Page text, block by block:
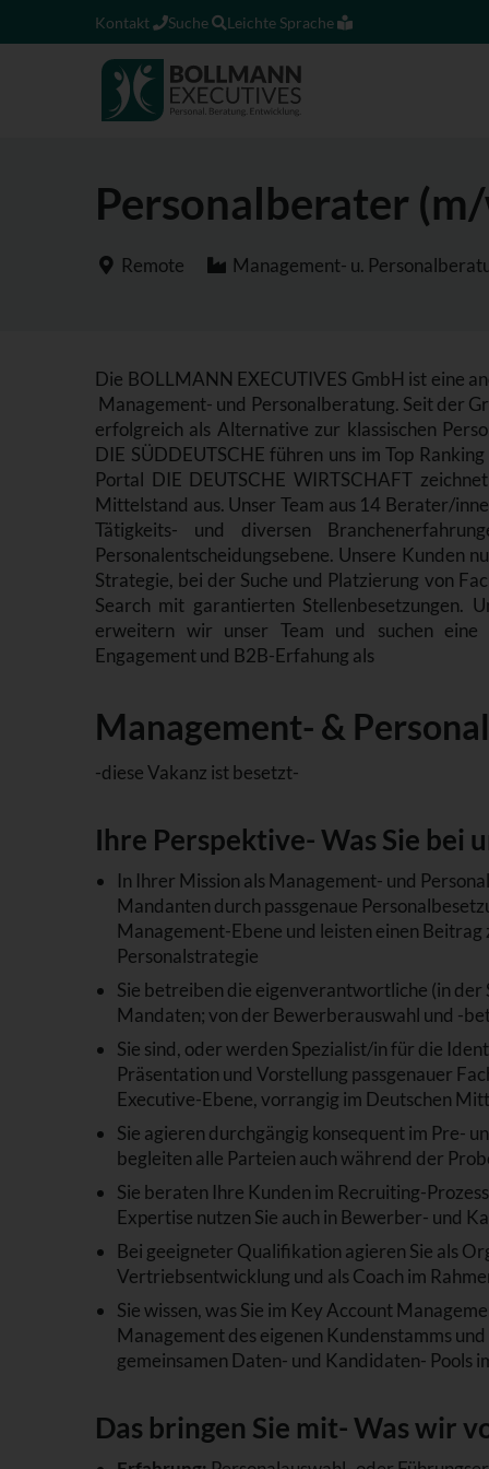
Kontakt Suche Leichte Sprache
Personalberater
Remote Management- u.
Die BOLLMANN EXECUTIVES GmbH ist eine
Management- und Personalberatung. Seit der
erfolgreich als Alternative zur klassischen
DIE SÜDDEUTSCHE führen uns im Top
Portal DIE DEUTSCHE WIRTSCHAFT
Mittelstand aus. Unser Team aus 14 Berater/
Tätigkeits- und diversen
Personalentscheidungsebene. Unsere Kunden
Strategie, bei der Suche und Platzierung von
Search mit garantierten Stellenbesetzungen.
erweitern wir unser Team und suchen eine
Engagement und B2B-Erfahung als
Management- &
-diese Vakanz ist besetzt-
Ihre Perspektive- Was Sie bei
In Ihrer Mission als Management- und
Mandanten durch passgenaue
Management-Ebene und leisten einen
Personalstrategie
Sie betreiben die eigenverantwortliche (in
Mandaten; von der Bewerberauswahl und -
Sie sind, oder werden Spezialist/in für die
Präsentation und Vorstellung passgenauer
Executive-Ebene, vorrangig im Deutschen
Sie agieren durchgängig konsequent im Pre-
begleiten alle Parteien auch während der
Sie beraten Ihre Kunden im Recruiting-
Expertise nutzen Sie auch in Bewerber- und
Bei geeigneter Qualifikation agieren Sie als
Vertriebsentwicklung und als Coach im
Sie wissen, was Sie im Key Account
Management des eigenen Kundenstamms
gemeinsamen Daten- und Kandidaten- Pools
Das bringen Sie mit- Was wir